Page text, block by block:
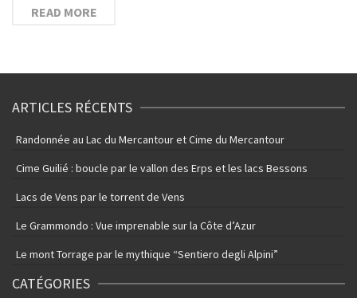
READ MORE
ARTICLES RÉCENTS
Randonnée au Lac du Mercantour et Cime du Mercantour
Cime Guilié : boucle par le vallon des Erps et les lacs Bessons
Lacs de Vens par le torrent de Vens
Le Grammondo : Vue imprenable sur la Côte d’Azur
Le mont Torrage par le mythique “Sentiero degli Alpini”
CATÉGORIES